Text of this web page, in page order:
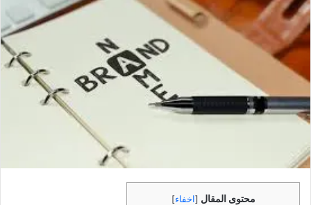
محتوى المقال [اخفاء]